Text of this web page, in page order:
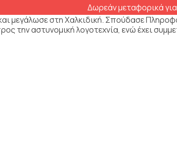
Δωρεάν μεταφορικά
μεγάλωσε στη Χαλκιδική. Σπούδασε
την αστυνομική λογοτεχνία, ενώ έχει